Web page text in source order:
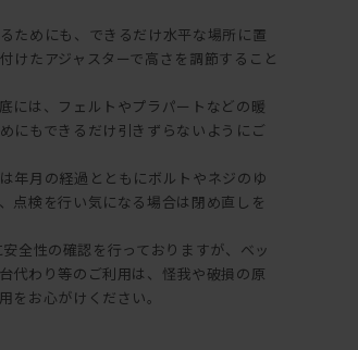
ためにも、できるだけ水平な場所に置
けたアジャスターで高さを調節すること
には、フェルトやプラパートなどの暖
にもできるだけ引きずらないようにご
年月の経過とともにボルトやネジのゆ
点検を行い気になる場合は閉め直しを
全性の確認を行っておりますが、ベッ
代わり等のご利用は、怪我や破損の原
をお心がけください。